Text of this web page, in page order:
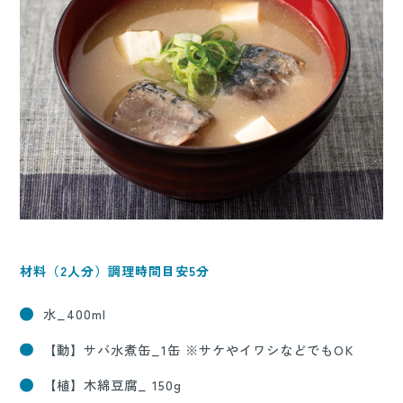
材料（2人分）調理時間目安5分
水_400ml
【動】サバ水煮缶_1缶 ※サケやイワシなどでもOK
【植】木綿豆腐_ 150g